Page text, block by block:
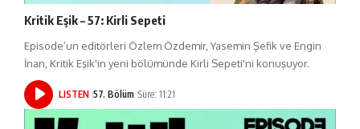
Kritik Eşik – 57: Kirli Sepeti
Episode’un editörleri Özlem Özdemir, Yasemin Şefik ve Engin
İnan, Kritik Eşik'in yeni bölümünde Kirli Sepeti'ni konuşuyor.
LISTEN 57. Bölüm Süre: 11:21